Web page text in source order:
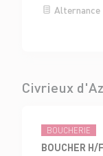
Alternance
Civrieux
BOUCHERIE
BOUCHER H/F